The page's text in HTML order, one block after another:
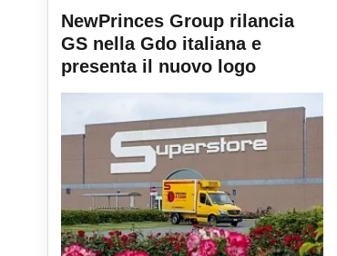
NewPrinces Group rilancia
GS nella Gdo italiana e
presenta il nuovo logo